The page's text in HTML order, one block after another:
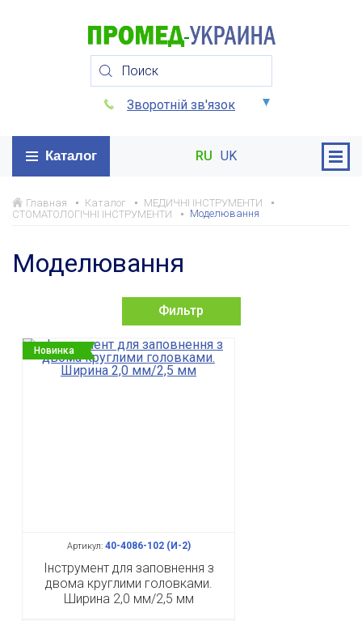
Зворотній зв'язок
Каталог RU UK
Главная Каталог
МЕДИЧНІ ІНСТРУМЕНТИ
СТОМАТОЛОГІЧНІ ІНСТРУМЕНТИ
Моделювання
Моделювання
Фильтр
Новинка
Артикул:40-4086-102 (И-2)
Інструмент для заповнення з
двома круглими головками.
Ширина 2,0 мм/2,5 мм